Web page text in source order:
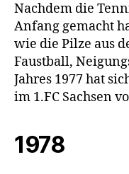
Nachdem die
Anfang gemacht
wie die Pilze aus
Faustball,
Jahres 1977 hat
im 1.FC Sachsen
1978